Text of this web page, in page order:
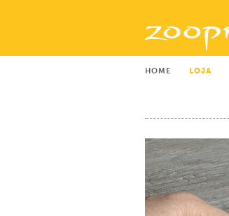
HOME LOJA